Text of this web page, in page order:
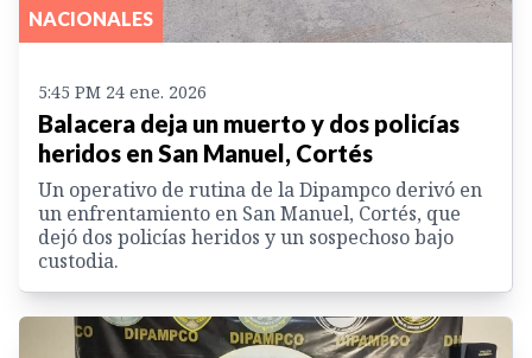
NACIONALES
5:45 PM 24 ene. 2026
Balacera deja un muerto y dos policías
heridos en San Manuel, Cortés
Un operativo de rutina de la Dipampco derivó en
un enfrentamiento en San Manuel, Cortés, que
dejó dos policías heridos y un sospechoso bajo
custodia.